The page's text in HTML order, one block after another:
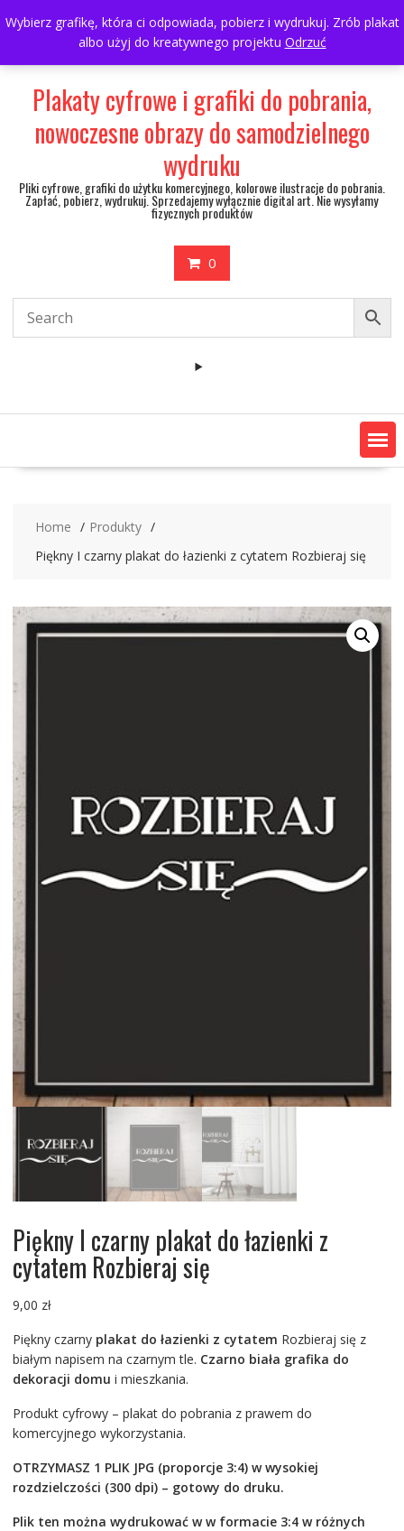
Wybierz grafikę, która ci odpowiada, pobierz i wydrukuj. Zrób plakat
albo użyj do kreatywnego projektu Odrzuć
to
697063361
walulik@gmail.com
My Account
Plakaty cyfrowe i grafiki do pobrania,
nowoczesne obrazy do samodzielnego
wydruku
Pliki cyfrowe, grafiki do użytku komercyjnego, kolorowe ilustracje do pobrania.
Zapłać, pobierz, wydrukuj. Sprzedajemy wyłącznie digital art. Nie wysyłamy
fizycznych produktów
0
Home
Produkty
Piękny I czarny plakat do łazienki z cytatem Rozbieraj się
Piękny I czarny plakat do łazienki z
cytatem Rozbieraj się
9,00 zł
Piękny czarny plakat do łazienki z cytatem Rozbieraj się z
białym napisem na czarnym tle. Czarno biała grafika do
dekoracji domu i mieszkania.
Produkt cyfrowy – plakat do pobrania z prawem do
komercyjnego wykorzystania.
OTRZYMASZ 1 PLIK JPG (proporcje 3:4) w wysokiej
rozdzielczości (300 dpi) – gotowy do druku.
Plik ten można wydrukować w w formacie 3:4 w różnych